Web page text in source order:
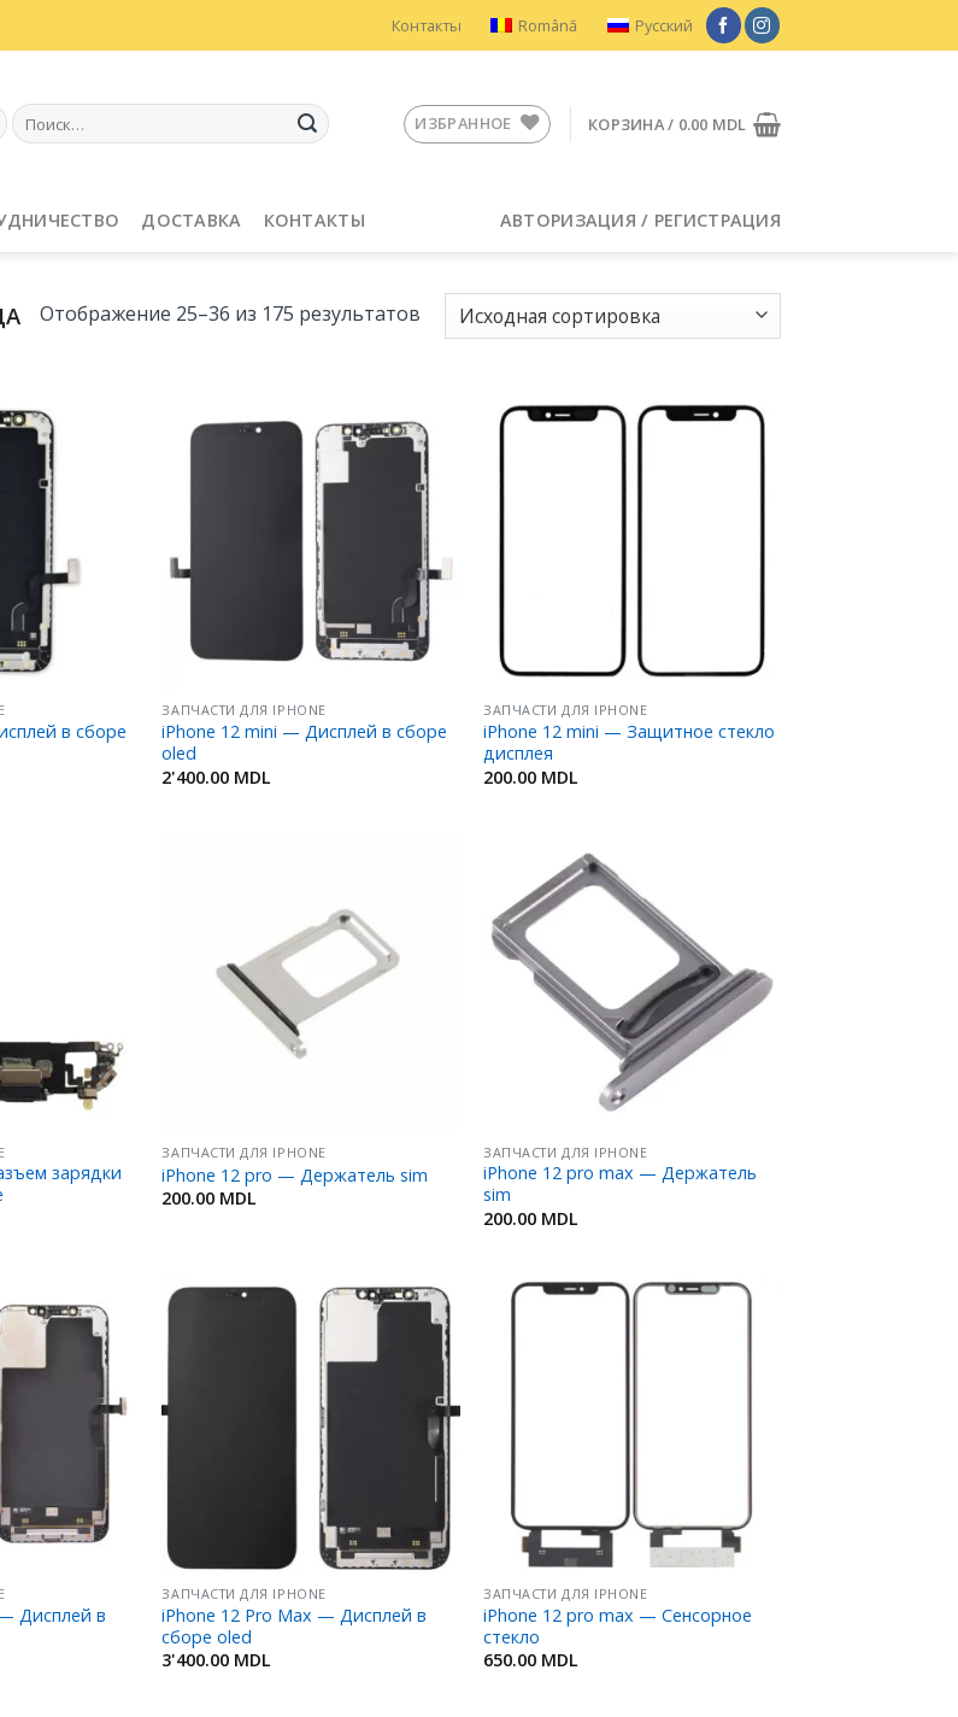
Контакты Română Русский
Искать: ИЗБРАННОЕ КОРЗИНА / 0.00 MDL
ДОСТАВКА КОНТАКТЫ АВТОРИЗАЦИЯ / РЕГИСТРАЦИЯ
Отображение 25–36 из 175 результатов
Добавить
Избранное
в сборе
Добавить
Избранное
ЗАПЧАСТИ ДЛЯ IPHONE
iPhone 12 mini — Дисплей в сборе
oled
2'400.00 MDL
ЗАПЧАСТИ ДЛЯ IPHONE
iPhone 12 mini — Защитное стекло
дисплея
200.00 MDL
зарядки
Избранное
ЗАПЧАСТИ ДЛЯ IPHONE
iPhone 12 pro — Держатель sim
200.00 MDL
Избранное
ЗАПЧАСТИ ДЛЯ IPHONE
iPhone 12 pro max — Держатель
sim
200.00 MDL
Добавить
Избранное
Дисплей в
ЗАПЧАСТИ ДЛЯ IPHONE
iPhone 12 Pro Max — Дисплей в
сборе oled
3'400.00 MDL
ЗАПЧАСТИ ДЛЯ IPHONE
iPhone 12 pro max — Сенсорное
стекло
650.00 MDL